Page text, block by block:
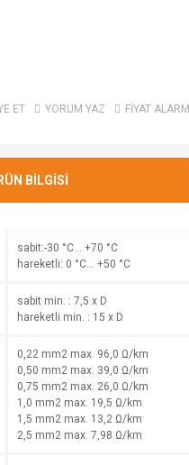
ET YORUM YAZ FİYAT ALARMI
BİLGİSİ
sabit:-30 °C… +70 °C
hareketli: 0 °C… +50 °C
sabit min. : 7,5 x D
hareketli min. : 15 x D
0,22 mm2 max. 96,0 Ω/km
0,50 mm2 max. 39,0 Ω/km
0,75 mm2 max. 26,0 Ω/km
1,0 mm2 max. 19,5 Ω/km
1,5 mm2 max. 13,2 Ω/km
2,5 mm2 max. 7,98 Ω/km